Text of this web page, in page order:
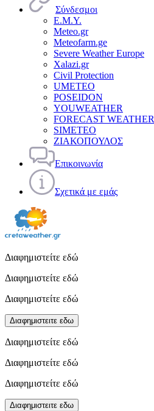
Σύνδεσμοι
Ε.Μ.Υ.
Meteo.gr
Meteofarm.ge
Severe Weather Europe
Xalazi.gr
Civil Protection
UMETEO
POSEIDON
YOUWEATHER
FORECAST WEATHER
SIMETEO
ΖΙΑΚΟΠΟΥΛΟΣ
Επικοινωνία
Σχετικά με εμάς
Διαφημιστείτε εδώ
Διαφημιστείτε εδώ
Διαφημιστείτε εδώ
Διαφημιστειτε εδω
Διαφημιστείτε εδώ
Διαφημιστείτε εδώ
Διαφημιστείτε εδώ
Διαφημιστειτε εδω